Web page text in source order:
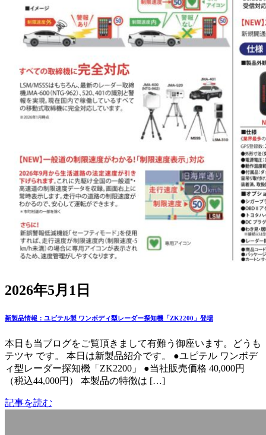
2026年5月1日
新製品情報：ユピテル製 ワンボディ型レーダー探知機「ZK2200」登場
本日も当ブログをご覧頂きまして有難う御座います。どうも
テツヤ です。 本日は新製品紹介です。 ●ユピテル ワンボデ
ィ型レーダー探知機「ZK2200」 ●当社販売価格 40,000円
（税込44,000円） 本製品の特徴は […]
記事を読む